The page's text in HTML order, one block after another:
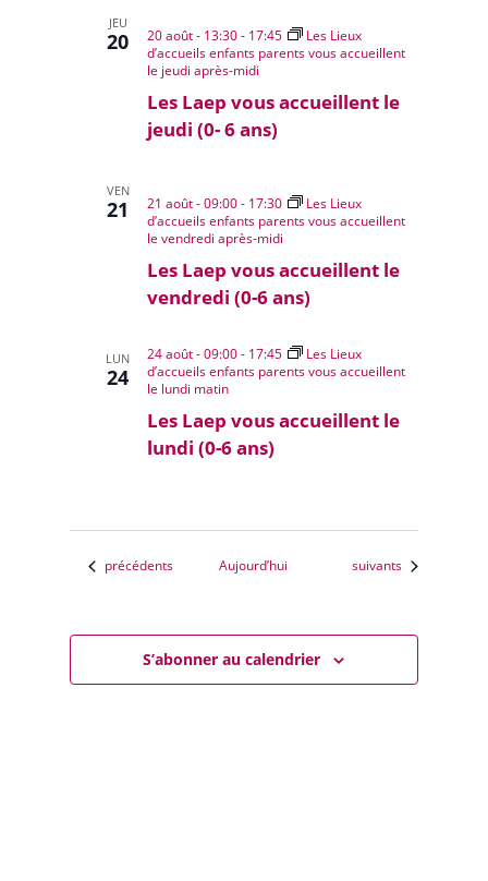
JEU
20
Les Laep vous accueillent le
jeudi (0- 6 ans)
20 août - 13:30- 17:45
Les Lieux
d’accueils enfants parents vous accueillent
le jeudi après-midi
VEN
21
Les Laep vous accueillent le
vendredi (0-6 ans)
21 août - 09:00- 17:30
Les Lieux
d’accueils enfants parents vous accueillent
le vendredi après-midi
LUN
24
Les Laep vous accueillent le
lundi (0-6 ans)
24 août - 09:00- 17:45
Les Lieux
d’accueils enfants parents vous accueillent
le lundi matin
Évènements
précédents Aujourd’hui Évènements
suivants
S’abonner au calendrier